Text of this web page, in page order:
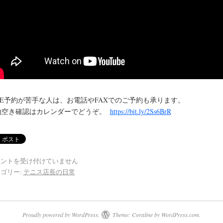
予約が苦手な人は、お電話やFAXでのご予約も承ります。
き確認はカレンダーでどうぞ。 https://bit.ly/2Ss6BrR
トを受け付けていません
リー: テニス店長の日常
Proudly powered by WordPress. Theme: Coraline by WordPress.com.